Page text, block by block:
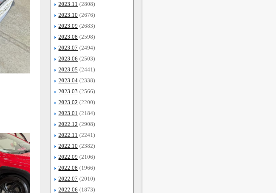
2023.11 (2808)
2023.10 (2676)
2023.09 (2683)
2023.08 (2598)
2023.07 (2494)
2023.06 (2503)
2023.05 (2441)
2023.04 (2338)
2023.03 (2566)
2023.02 (2200)
2023.01 (2184)
2022.12 (2908)
2022.11 (2241)
2022.10 (2382)
2022.09 (2106)
2022.08 (1966)
2022.07 (2010)
2022.06 (1873)